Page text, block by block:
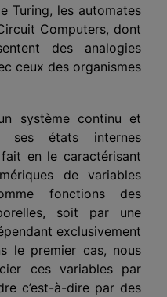
Turing, les auto­mates
Computers, dont
des analogies
ceux des organismes
système continu et
ses états internes
en le caractérisant
de variables
fonctions des
soit par une
exclusivement
le premier cas, nous
ces variables par
c’est-à-dire par des